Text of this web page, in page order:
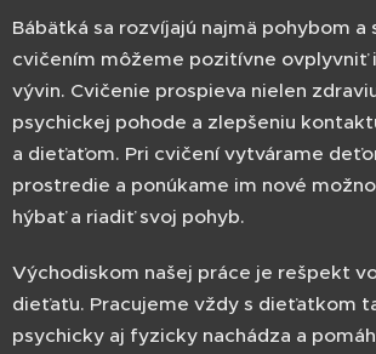
Bábätká sa rozvíjajú najmä pohybom a
cvičením môžeme pozitívne ovplyvniť
vývin. Cvičenie prospieva nielen
psychickej pohode a zlepšeniu
a dieťaťom. Pri cvičení vytvárame
prostredie a ponúkame im nové
hýbať a riadiť svoj pohyb.
Východiskom našej práce je rešpekt
dieťaťu. Pracujeme vždy s dieťatkom
psychicky aj fyzicky nachádza a